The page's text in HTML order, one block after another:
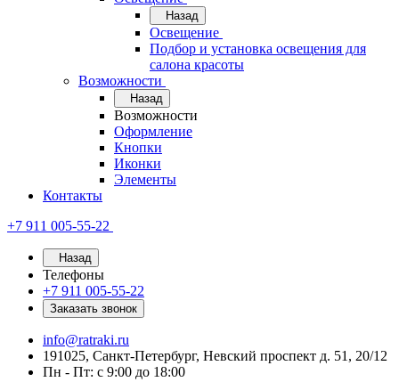
Назад
Освещение
Подбор и установка освещения для
салона красоты
Возможности
Назад
Возможности
Оформление
Кнопки
Иконки
Элементы
Контакты
+7 911 005-55-22
Назад
Телефоны
+7 911 005-55-22
Заказать звонок
info@ratraki.ru
191025, Санкт-Петербург, Невский проспект д. 51, 20/12
Пн - Пт: с 9:00 до 18:00